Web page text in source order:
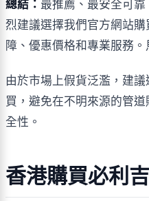
總結： 最推薦、最安全可
烈建議選擇我們官方網站
障、優惠價格和專業服務
由於市場上假貨泛濫，建
買，避免在不明來源的管
全性。
香港購買必利